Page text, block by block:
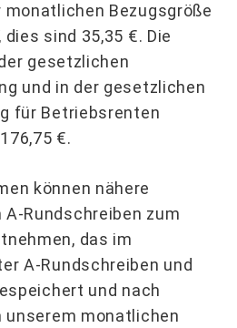
monatlichen Bezugsgröße
dies sind 35,35 €. Die
gesetzlichen
und in der gesetzlichen
für Betriebsrenten
€.
können nähere
Rundschreiben zum
das im
A-Rundschreiben und
und nach
monatlichen